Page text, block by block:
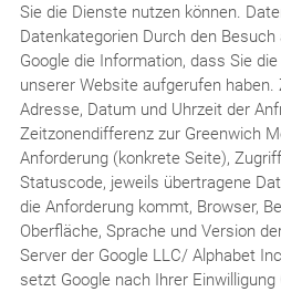
Sie die Dienste nutzen können.
Datenkategorien Durch den
Google die Information, dass Sie
unserer Website aufgerufen haben.
Adresse, Datum und Uhrzeit der
Zeitzonendifferenz zur Greenwich
Anforderung (konkrete Seite),
Statuscode, jeweils übertragene
die Anforderung kommt, Browser,
Oberfläche, Sprache und Version
Server der Google LLC/ Alphabet
setzt Google nach Ihrer